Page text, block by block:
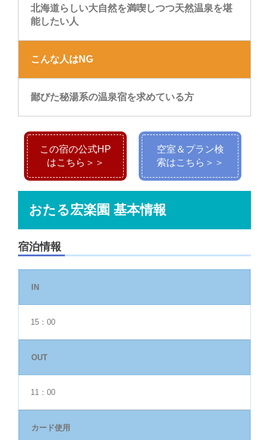
北海道らしい大自然を満喫しつつ天然温泉を堪
能したい人
こんな人はNG
鄙びた秘湯系の温泉宿を求めている方
この宿の公式HP
はこちら＞＞
空室＆プラン検
索はこちら＞＞
おたる宏楽園 基本情報
宿泊情報
IN
15：00
OUT
11：00
カード使用